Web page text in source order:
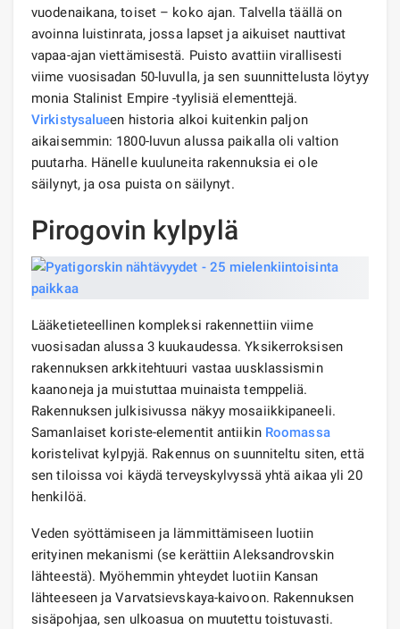
vuodenaikana, toiset – koko ajan. Talvella täällä on
avoinna luistinrata, jossa lapset ja aikuiset nauttivat
vapaa-ajan viettämisestä. Puisto avattiin virallisesti
viime vuosisadan 50-luvulla, ja sen suunnittelusta löytyy
monia Stalinist Empire -tyylisiä elementtejä.
Virkistysalueen historia alkoi kuitenkin paljon
aikaisemmin: 1800-luvun alussa paikalla oli valtion
puutarha. Hänelle kuuluneita rakennuksia ei ole
säilynyt, ja osa puista on säilynyt.
Pirogovin kylpylä
Lääketieteellinen kompleksi rakennettiin viime
vuosisadan alussa 3 kuukaudessa. Yksikerroksisen
rakennuksen arkkitehtuuri vastaa uusklassismin
kaanoneja ja muistuttaa muinaista temppeliä.
Rakennuksen julkisivussa näkyy mosaiikkipaneeli.
Samanlaiset koriste-elementit antiikin Roomassa
koristelivat kylpyjä. Rakennus on suunniteltu siten, että
sen tiloissa voi käydä terveyskylvyssä yhtä aikaa yli 20
henkilöä.
Veden syöttämiseen ja lämmittämiseen luotiin
erityinen mekanismi (se kerättiin Aleksandrovskin
lähteestä). Myöhemmin yhteydet luotiin Kansan
lähteeseen ja Varvatsievskaya-kaivoon. Rakennuksen
sisäpohjaa, sen ulkoasua on muutettu toistuvasti.